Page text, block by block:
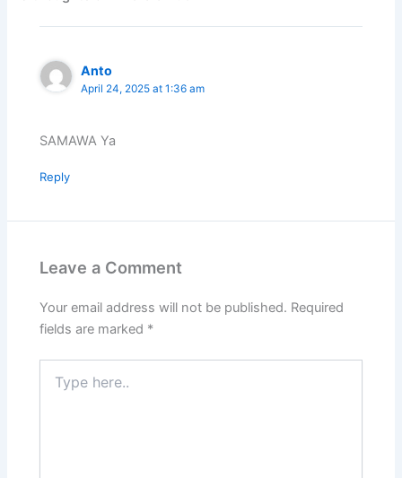
Anto
April 24, 2025 at 1:36 am
SAMAWA Ya
Reply
Leave a Comment
Your email address will not be published. Required
fields are marked *
here..